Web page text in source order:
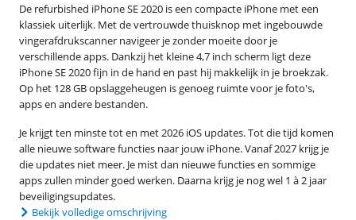
De refurbished iPhone SE 2020 is een compacte iPhone met een
klassiek uiterlijk. Met de vertrouwde thuisknop met ingebouwde
vingerafdrukscanner navigeer je zonder moeite door je
verschillende apps. Dankzij het kleine 4,7 inch scherm ligt deze
iPhone SE 2020 fijn in de hand en past hij makkelijk in je broekzak.
Op het 128 GB opslaggeheugen is genoeg ruimte voor je foto's,
apps en andere bestanden.
Je krijgt ten minste tot en met 2026 iOS updates. Tot die tijd komen
alle nieuwe software functies naar jouw iPhone. Vanaf 2027 krijg je
die updates niet meer. Je mist dan nieuwe functies en sommige
apps zullen minder goed werken. Daarna krijg je nog wel 1 à 2 jaar
beveiligingsupdates.
Bekijk volledige omschrijving